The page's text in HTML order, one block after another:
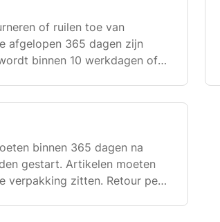
of ruilen toe van
afgelopen 365 dagen zijn
binnen 10 werkdagen of
binnen 365 dagen na
gestart. Artikelen moeten
verpakking zitten. Retour per